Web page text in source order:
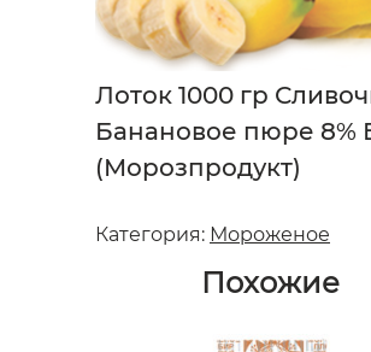
Лоток 1000 гр
Банановое пюре
(Морозпродукт)
Категория: Мороженое
Похожие